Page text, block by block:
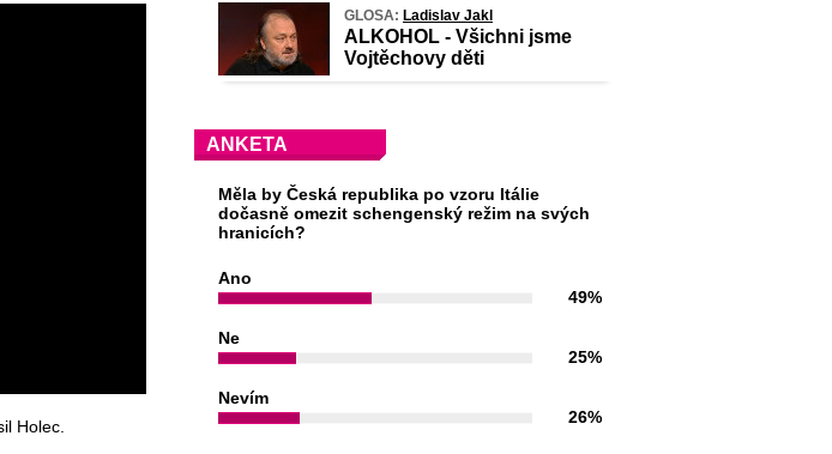
Holec.
GLOSA: Ladislav Jakl
ALKOHOL - Všichni jsme
Vojtěchovy děti
ANKETA
Měla by Česká republika po vzoru Itálie
dočasně omezit schengenský režim na svých
hranicích?
Ano
49%
Ne
25%
Nevím
26%